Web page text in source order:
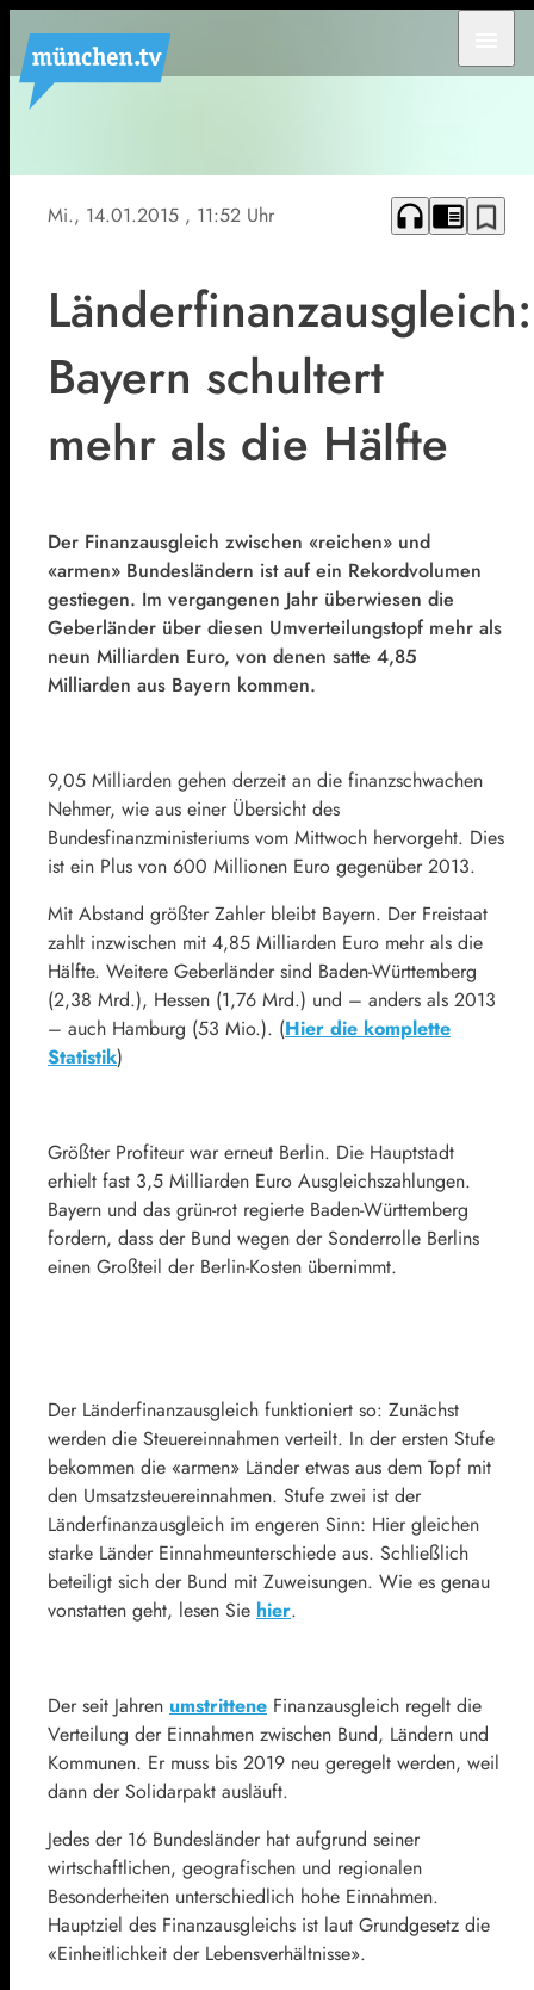
Mi., 14.01.2015 , 11:52 Uhr headphones chrome_reader_mode bookmark_border
Länderfinanzausgleich:
Bayern schultert
mehr als die Hälfte
Der Finanzausgleich zwischen «reichen» und
«armen» Bundesländern ist auf ein Rekordvolumen
gestiegen. Im vergangenen Jahr überwiesen die
Geberländer über diesen Umverteilungstopf mehr als
neun Milliarden Euro, von denen satte 4,85
Milliarden aus Bayern kommen.
9,05 Milliarden gehen derzeit an die finanzschwachen
Nehmer, wie aus einer Übersicht des
Bundesfinanzministeriums vom Mittwoch hervorgeht. Dies
ist ein Plus von 600 Millionen Euro gegenüber 2013.
Mit Abstand größter Zahler bleibt Bayern. Der Freistaat
zahlt inzwischen mit 4,85 Milliarden Euro mehr als die
Hälfte. Weitere Geberländer sind Baden-Württemberg
(2,38 Mrd.), Hessen (1,76 Mrd.) und – anders als 2013
– auch Hamburg (53 Mio.). (Hier die komplette
Statistik)
Größter Profiteur war erneut Berlin. Die Hauptstadt
erhielt fast 3,5 Milliarden Euro Ausgleichszahlungen.
Bayern und das grün-rot regierte Baden-Württemberg
fordern, dass der Bund wegen der Sonderrolle Berlins
einen Großteil der Berlin-Kosten übernimmt.
Der Länderfinanzausgleich funktioniert so: Zunächst
werden die Steuereinnahmen verteilt. In der ersten Stufe
bekommen die «armen» Länder etwas aus dem Topf mit
den Umsatzsteuereinnahmen. Stufe zwei ist der
Länderfinanzausgleich im engeren Sinn: Hier gleichen
starke Länder Einnahmeunterschiede aus. Schließlich
beteiligt sich der Bund mit Zuweisungen. Wie es genau
vonstatten geht, lesen Sie hier.
Der seit Jahren umstrittene Finanzausgleich regelt die
Verteilung der Einnahmen zwischen Bund, Ländern und
Kommunen. Er muss bis 2019 neu geregelt werden, weil
dann der Solidarpakt ausläuft.
Jedes der 16 Bundesländer hat aufgrund seiner
wirtschaftlichen, geografischen und regionalen
Besonderheiten unterschiedlich hohe Einnahmen.
Hauptziel des Finanzausgleichs ist laut Grundgesetz die
«Einheitlichkeit der Lebensverhältnisse».